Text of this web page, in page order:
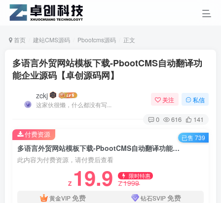
首页 建站CMS源码 Pbootcms源码 正文
多语言外贸网站模板下载-PbootCMS自动翻译功
能企业源码【卓创源码网】
zckj
这家伙很懒，什么都没有写...
关注 私信
0 616 141
多语言外贸网站模板下载-PbootCMS自动翻译功能企业源码【卓创源码网】
此内容为付费资源，请付费后查看
Z 19.9 限时特惠
Z1999
黄金VIP免费 钻石SVIP免费
付费资源 已售 739